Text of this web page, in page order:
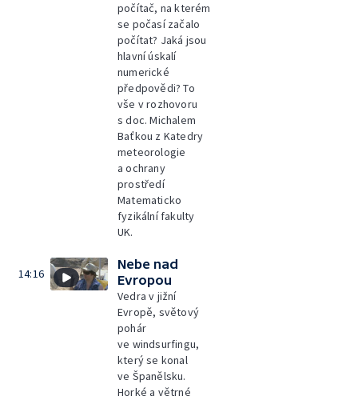
počítač, na kterém
se počasí začalo
počítat? Jaká jsou
hlavní úskalí
numerické
předpovědi? To
vše v rozhovoru
s doc. Michalem
Baťkou z Katedry
meteorologie
a ochrany
prostředí
Matematicko
fyzikální fakulty
UK.
14:16
Nebe nad
Evropou
Vedra v jižní
Evropě, světový
pohár
ve windsurfingu,
který se konal
ve Španělsku.
Horké a větrné